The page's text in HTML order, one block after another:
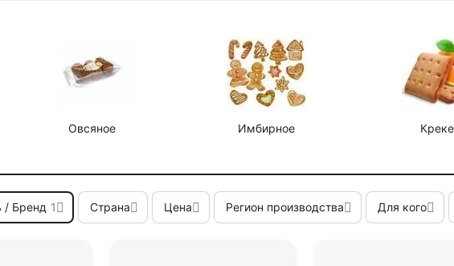
Овсяное Имбирное
/ Бренд 1 Страна Цена Регион производства Для кого